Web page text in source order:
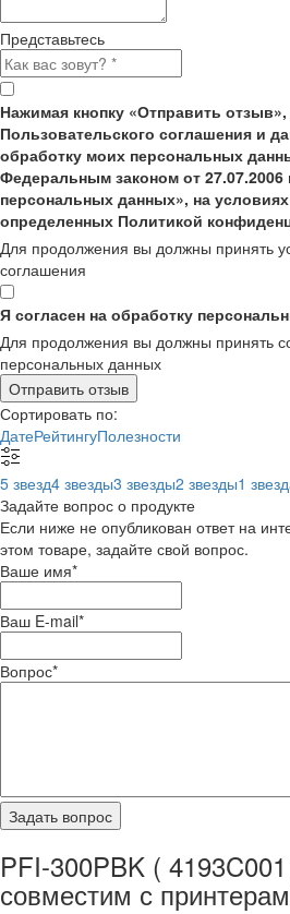
Представьтесь
Нажимая кнопку «Отправить
Пользовательского соглашения и
обработку моих персональных
Федеральным законом от
персональных данных», на
определенных Политикой
Для продолжения вы должны принять
соглашения
Я согласен на обработку
Для продолжения вы должны принять
персональных данных
Отправить отзыв
Сортировать по:
ДатеРейтингуПолезности
5 звезд4 звезды3 звезды2 звезды1
Задайте вопрос о продукте
Если ниже не опубликован ответ на
этом товаре, задайте свой вопрос.
Ваше имя*
Ваш E-mail*
Вопрос*
PFI-300PBK (
совместим с